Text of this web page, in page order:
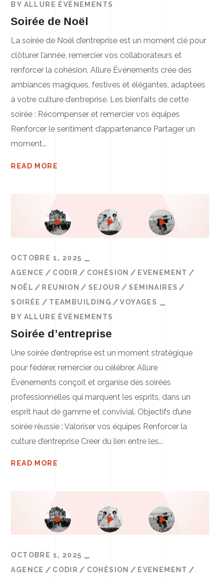
BY ALLURE ÉVÈNEMENTS
Soirée de Noël
La soirée de Noël d’entreprise est un moment clé pour
clôturer l’année, remercier vos collaborateurs et
renforcer la cohésion. Allure Événements crée des
ambiances magiques, festives et élégantes, adaptées
à votre culture d’entreprise. Les bienfaits de cette
soirée : Récompenser et remercier vos équipes
Renforcer le sentiment d’appartenance Partager un
moment...
READ MORE
OCTOBRE 1, 2025
AGENCE
CODIR COHÉSION
EVENEMENT
NOËL
REUNION SEJOUR
SEMINAIRES
SOIRÉE
TEAMBUILDING
VOYAGES
BY ALLURE ÉVÈNEMENTS
Soirée d’entreprise
Une soirée d’entreprise est un moment stratégique
pour fédérer, remercier ou célébrer. Allure
Événements conçoit et organise des soirées
professionnelles qui marquent les esprits, dans un
esprit haut de gamme et convivial. Objectifs d’une
soirée réussie : Valoriser vos équipes Renforcer la
culture d’entreprise Créer du lien entre les...
READ MORE
OCTOBRE 1, 2025
AGENCE
CODIR COHÉSION EVENEMENT